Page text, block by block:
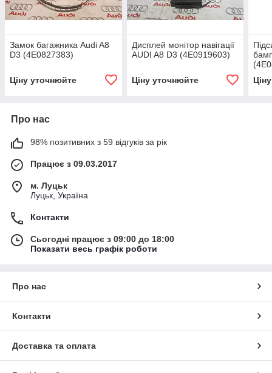
Замок багажника Audi A8
D3 (4E0827383)
Ціну уточнюйте
Дисплей монітор навігації
AUDI A8 D3 (4E0919603)
Ціну уточнюйте
Про нас
98% позитивних з 59 відгуків за рік
Працює з 09.03.2017
м. Луцьк
Луцьк, Україна
Контакти
Сьогодні працює з 09:00 до 18:00
Показати весь графік роботи
Про нас
Контакти
Доставка та оплата